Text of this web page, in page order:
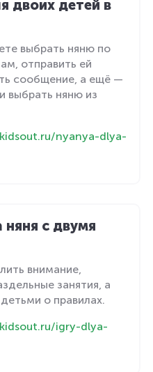
двоих детей в
выбрать няню по
отправить ей
сообщение, а ещё —
выбрать няню из
nyanya-dlya-
с двумя
внимание,
занятия, а
о правилах.
igry-dlya-